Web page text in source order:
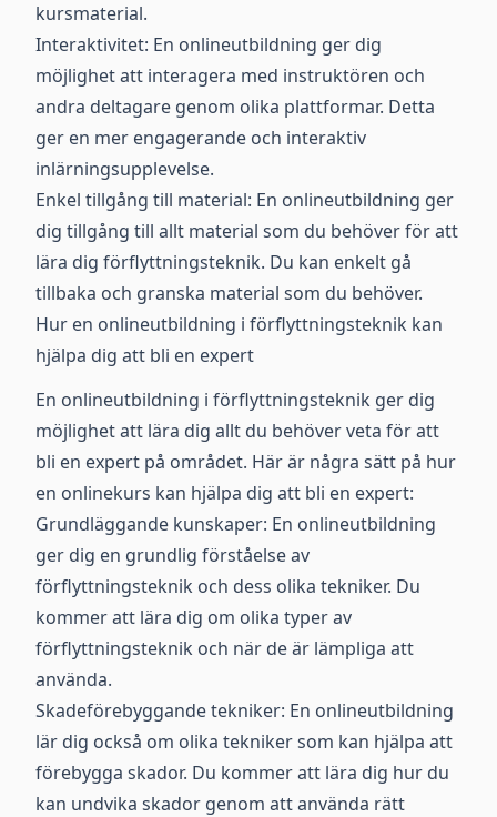
kursmaterial.
Interaktivitet: En onlineutbildning ger dig
möjlighet att interagera med instruktören och
andra deltagare genom olika plattformar. Detta
ger en mer engagerande och interaktiv
inlärningsupplevelse.
Enkel tillgång till material: En onlineutbildning ger
dig tillgång till allt material som du behöver för att
lära dig förflyttningsteknik. Du kan enkelt gå
tillbaka och granska material som du behöver.
Hur en onlineutbildning i förflyttningsteknik kan
hjälpa dig att bli en expert
En onlineutbildning i förflyttningsteknik ger dig
möjlighet att lära dig allt du behöver veta för att
bli en expert på området. Här är några sätt på hur
en onlinekurs kan hjälpa dig att bli en expert:
Grundläggande kunskaper: En onlineutbildning
ger dig en grundlig förståelse av
förflyttningsteknik och dess olika tekniker. Du
kommer att lära dig om olika typer av
förflyttningsteknik och när de är lämpliga att
använda.
Skadeförebyggande tekniker: En onlineutbildning
lär dig också om olika tekniker som kan hjälpa att
förebygga skador. Du kommer att lära dig hur du
kan undvika skador genom att använda rätt